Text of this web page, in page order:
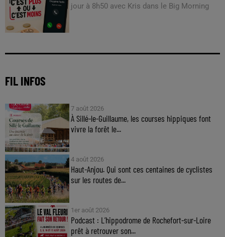
jour à 8h50 avec Kris dans le Big Morning
FIL INFOS
7 août 2026
À Sillé-le-Guillaume, les courses hippiques font
vivre la forêt le...
4 août 2026
Haut-Anjou. Qui sont ces centaines de cyclistes
sur les routes de...
1er août 2026
Podcast : L’hippodrome de Rochefort-sur-Loire
prêt à retrouver son...